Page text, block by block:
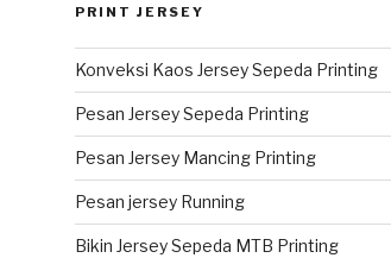
PRINT JERSEY
Konveksi Kaos Jersey Sepeda Printing
Pesan Jersey Sepeda Printing
Pesan Jersey Mancing Printing
Pesan jersey Running
Bikin Jersey Sepeda MTB Printing